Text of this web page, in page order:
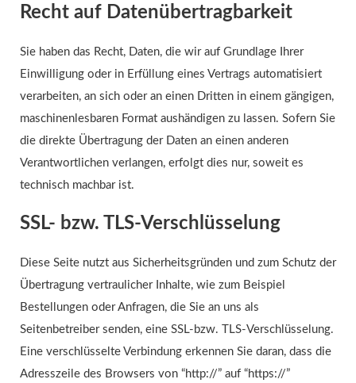
Recht auf Datenübertragbarkeit
Sie haben das Recht, Daten, die wir auf Grundlage Ihrer
Einwilligung oder in Erfüllung eines Vertrags automatisiert
verarbeiten, an sich oder an einen Dritten in einem gängigen,
maschinenlesbaren Format aushändigen zu lassen. Sofern Sie
die direkte Übertragung der Daten an einen anderen
Verantwortlichen verlangen, erfolgt dies nur, soweit es
technisch machbar ist.
SSL- bzw. TLS-Verschlüsselung
Diese Seite nutzt aus Sicherheitsgründen und zum Schutz der
Übertragung vertraulicher Inhalte, wie zum Beispiel
Bestellungen oder Anfragen, die Sie an uns als
Seitenbetreiber senden, eine SSL-bzw. TLS-Verschlüsselung.
Eine verschlüsselte Verbindung erkennen Sie daran, dass die
Adresszeile des Browsers von “http://” auf “https://”